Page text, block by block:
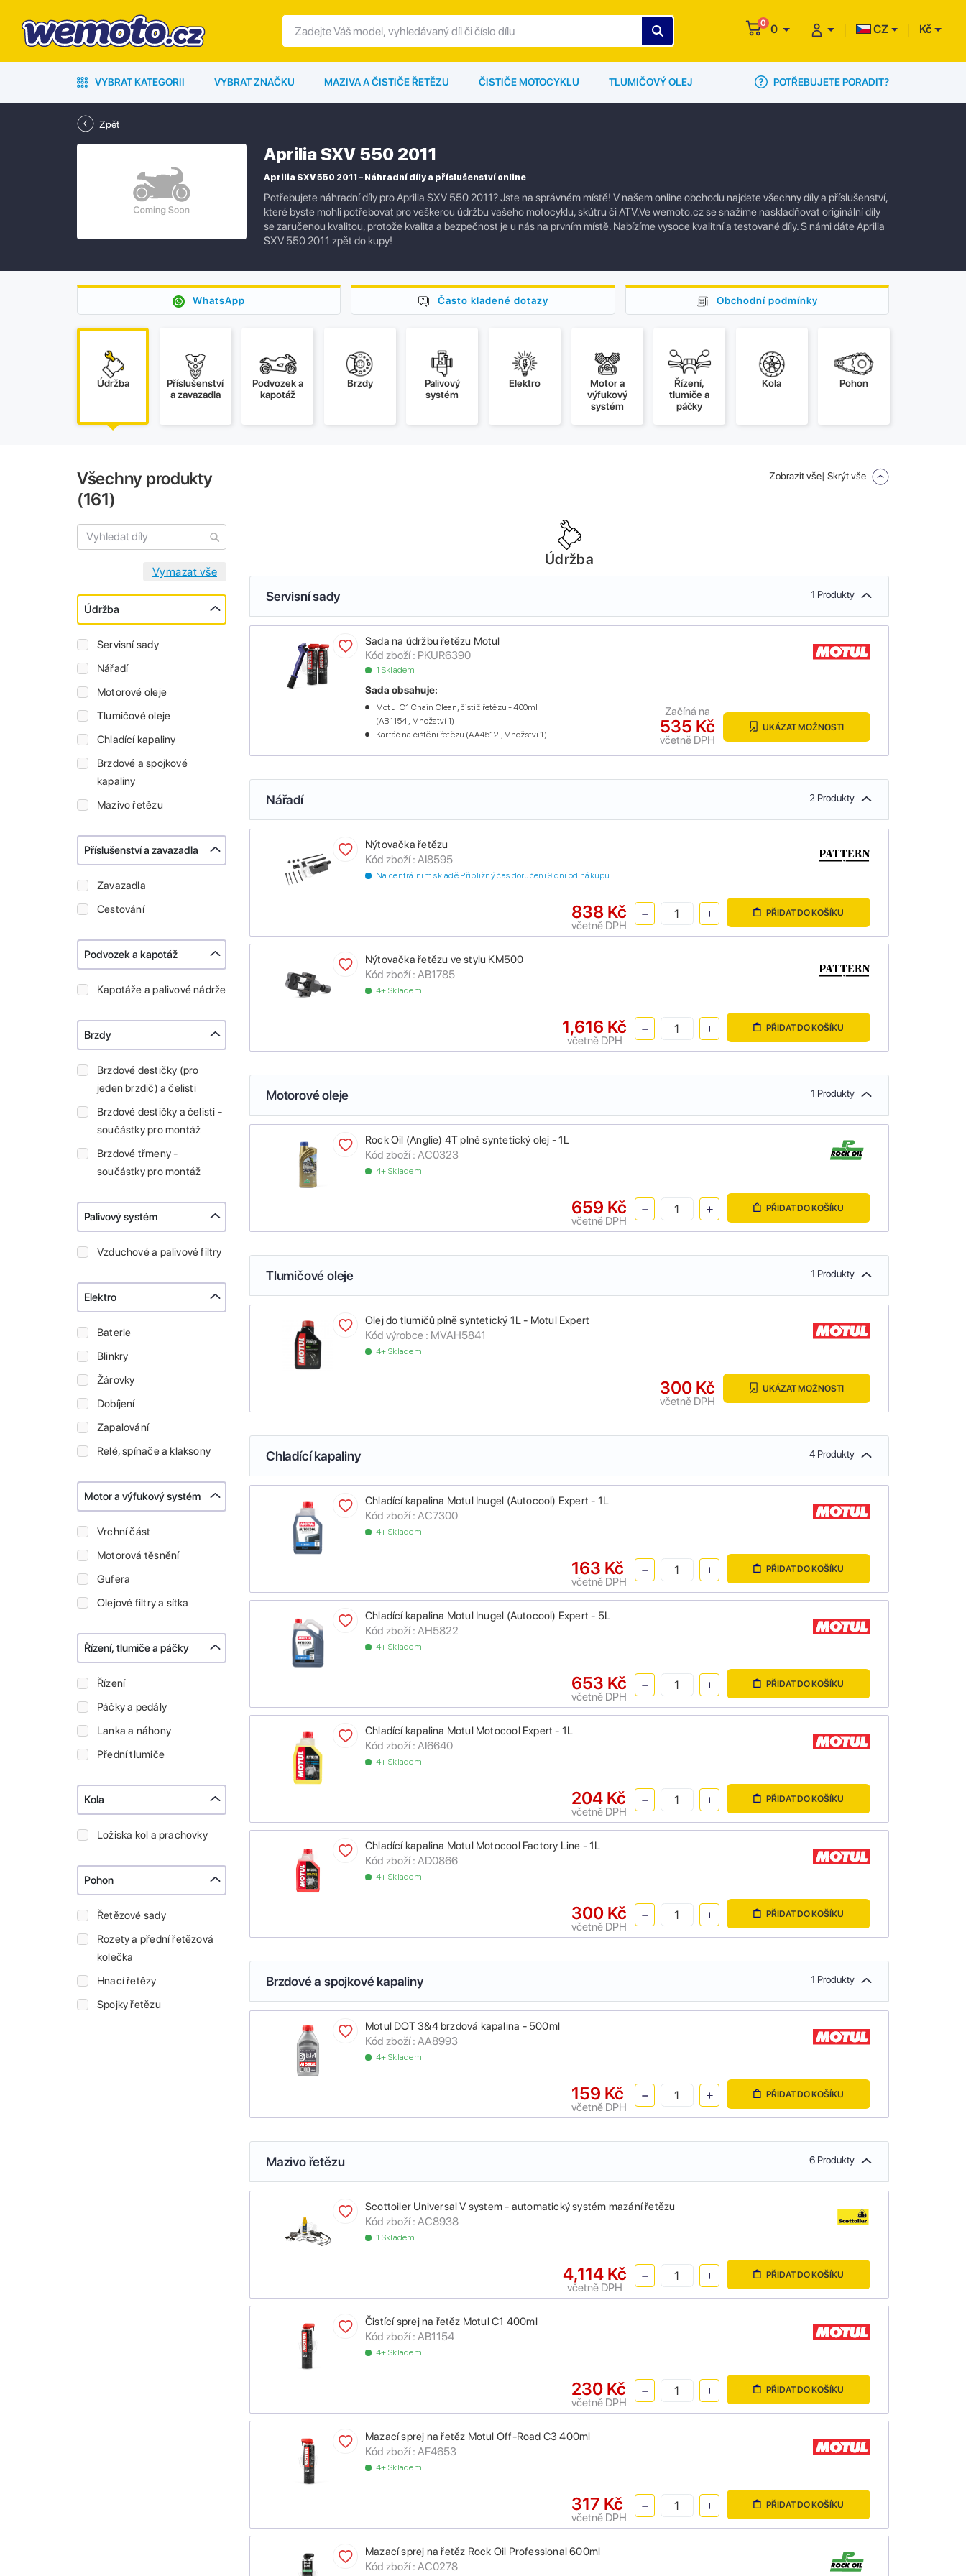
0 0 CZ Kč
VYBRAT KATEGORII VYBRAT ZNAČKU MAZIVA A ČISTIČE ŘETĚZU ČISTIČE MOTOCYKLU TLUMIČOVÝ OLEJ POTŘEBUJETE PORADIT?
Zpět
Aprilia SXV 550 2011
Aprilia SXV 550 2011 – Náhradní díly a příslušenství online
Potřebujete náhradní díly pro Aprilia SXV 550 2011? Jste na správném místě! V našem online obchodu najdete všechny díly a příslušenství,
které byste mohli potřebovat pro veškerou údržbu vašeho motocyklu, skútru či ATV.Ve wemoto.cz se snažíme naskladňovat originální díly
se zaručenou kvalitou, protože kvalita a bezpečnost je u nás na prvním místě. Nabízíme vysoce kvalitní a testované díly. S námi dáte Aprilia
SXV 550 2011 zpět do kupy!
WhatsApp Často kladené dotazy Obchodní podmínky
Údržba
Příslušenství
a zavazadla
Podvozek a
kapotáž
Brzdy
Palivový
systém
Elektro
Motor a
výfukový
systém
Řízení,
tlumiče a
páčky
Kola Pohon
Všechny produkty
(161)
Údržba
Servisní sady
Nářadí
Motorové oleje
Tlumičové oleje
Chladící kapaliny
Brzdové a spojkové
kapaliny
Mazivo řetězu
Příslušenství a zavazadla
Zavazadla
Cestování
Podvozek a kapotáž
Kapotáže a palivové nádrže
Brzdy
Brzdové destičky (pro
jeden brzdič) a čelisti
Brzdové destičky a čelisti -
součástky pro montáž
Brzdové třmeny -
součástky pro montáž
Palivový systém
Vzduchové a palivové filtry
Elektro
Baterie
Blinkry
Žárovky
Dobíjení
Zapalování
Relé, spínače a klaksony
Motor a výfukový systém
Vrchní část
Motorová těsnění
Gufera
Olejové filtry a sítka
Řízení, tlumiče a páčky
Řízení
Páčky a pedály
Lanka a náhony
Přední tlumiče
Kola
Ložiska kol a prachovky
Pohon
Řetězové sady
Rozety a přední řetězová
kolečka
Hnací řetězy
Spojky řetězu
Zobrazit vše| Skrýt vše
Údržba
Servisní sady 1 Produkty
Sada na údržbu řetězu Motul
Kód zboží : PKUR6390
1 Skladem
Sada obsahuje:
Motul C1 Chain Clean, čistič řetězu - 400ml
(AB1154 , Množství 1)
Kartáč na čištění řetězu (AA4512 , Množství 1)
535 Kč
včetně DPH
Začíná na
UKÁZAT MOŽNOSTI
Nářadí 2 Produkty
Nýtovačka řetězu
Kód zboží : AI8595
Na centrálním skladě Přibližný čas doručení 9 dní od nákupu
838 Kč
včetně DPH
PŘIDAT DO KOŠÍKU
Nýtovačka řetězu ve stylu KM500
Kód zboží : AB1785
4+ Skladem
1,616 Kč
včetně DPH
PŘIDAT DO KOŠÍKU
Motorové oleje 1 Produkty
Rock Oil (Anglie) 4T plně syntetický olej - 1L
Kód zboží : AC0323
4+ Skladem
659 Kč
včetně DPH
PŘIDAT DO KOŠÍKU
Tlumičové oleje 1 Produkty
Olej do tlumičů plně syntetický 1L - Motul Expert
Kód výrobce : MVAH5841
4+ Skladem
300 Kč
včetně DPH
UKÁZAT MOŽNOSTI
Chladící kapaliny 4 Produkty
Chladící kapalina Motul Inugel (Autocool) Expert - 1L
Kód zboží : AC7300
4+ Skladem
163 Kč
včetně DPH
PŘIDAT DO KOŠÍKU
Chladící kapalina Motul Inugel (Autocool) Expert - 5L
Kód zboží : AH5822
4+ Skladem
653 Kč
včetně DPH
PŘIDAT DO KOŠÍKU
Chladící kapalina Motul Motocool Expert - 1L
Kód zboží : AI6640
4+ Skladem
204 Kč
včetně DPH
PŘIDAT DO KOŠÍKU
Chladící kapalina Motul Motocool Factory Line - 1L
Kód zboží : AD0866
4+ Skladem
300 Kč
včetně DPH
PŘIDAT DO KOŠÍKU
Brzdové a spojkové kapaliny 1 Produkty
Motul DOT 3&4 brzdová kapalina - 500ml
Kód zboží : AA8993
4+ Skladem
159 Kč
včetně DPH
PŘIDAT DO KOŠÍKU
Mazivo řetězu 6 Produkty
Scottoiler Universal V system - automatický systém mazání řetězu
Kód zboží : AC8938
1 Skladem
4,114 Kč
včetně DPH
PŘIDAT DO KOŠÍKU
Čistící sprej na řetěz Motul C1 400ml
Kód zboží : AB1154
4+ Skladem
230 Kč
včetně DPH
PŘIDAT DO KOŠÍKU
Mazací sprej na řetěz Motul Off-Road C3 400ml
Kód zboží : AF4653
4+ Skladem
317 Kč
včetně DPH
PŘIDAT DO KOŠÍKU
Mazací sprej na řetěz Rock Oil Professional 600ml
Kód zboží : AC0278